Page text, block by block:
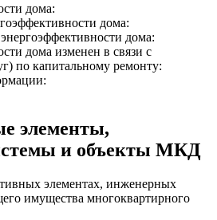
дома:
дома:
дома:
дома изменен в связи с
по капитальному ремонту:
элементы,
и объекты МКД
элементах, инженерных
имущества многоквартирного